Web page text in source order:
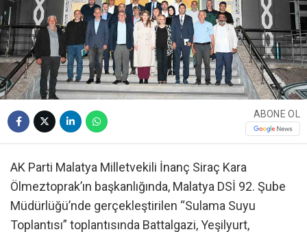
ABONE OL
AK Parti Malatya Milletvekili İnanç Siraç Kara
Ölmeztoprak’ın başkanlığında, Malatya DSİ 92. Şube
Müdürlüğü’nde gerçekleştirilen “Sulama Suyu
Toplantısı” toplantısında Battalgazi, Yeşilyurt,